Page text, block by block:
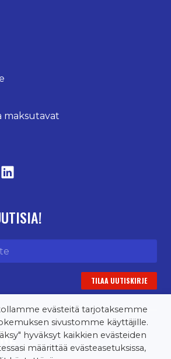
maksutavat
evästeitä tarjotaksemme
sivustomme käyttäjille.
hyväksyt kaikkien evästeiden
määrittää evästeasetuksissa,